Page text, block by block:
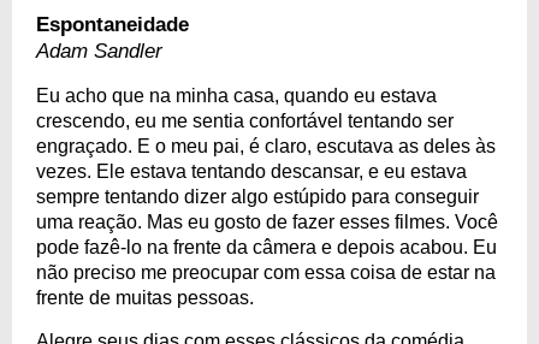
Espontaneidade
Adam Sandler
Eu acho que na minha casa, quando eu estava
crescendo, eu me sentia confortável tentando ser
engraçado. E o meu pai, é claro, escutava as deles às
vezes. Ele estava tentando descansar, e eu estava
sempre tentando dizer algo estúpido para conseguir
uma reação. Mas eu gosto de fazer esses filmes. Você
pode fazê-lo na frente da câmera e depois acabou. Eu
não preciso me preocupar com essa coisa de estar na
frente de muitas pessoas.